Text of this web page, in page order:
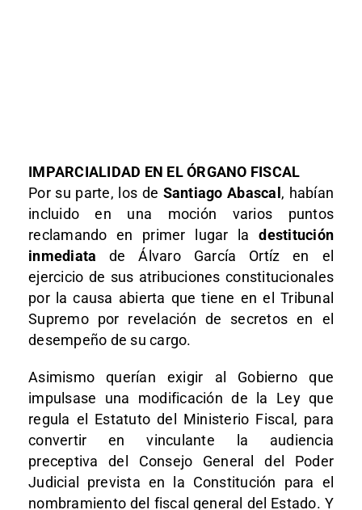
IMPARCIALIDAD EN EL ÓRGANO FISCAL
Por su parte, los de Santiago Abascal , habían
incluido en una moción varios puntos
reclamando en primer lugar ladestitución
inmediata de Álvaro García Ortíz en el
ejercicio de sus atribuciones constitucionales
por la causa abierta que tiene en el Tribunal
Supremo por revelación de secretos en el
desempeño de su cargo.
Asimismo querían exigir al Gobierno que
impulsase una modificación de la Ley que
regula el Estatuto del Ministerio Fiscal, para
convertir en vinculante la audiencia
preceptiva del Consejo General del Poder
Judicial prevista en la Constitución para el
nombramiento del fiscal general del Estado. Y